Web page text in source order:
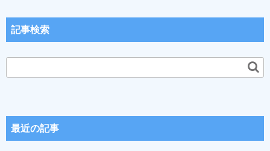
記事検索
最近の記事